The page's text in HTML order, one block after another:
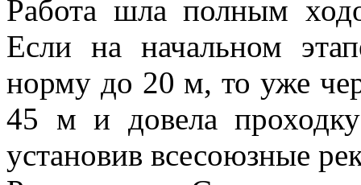
Работа шла полным
Если на начальном
норму до 20 м, то уже
45 м и довела
установив всесоюзные